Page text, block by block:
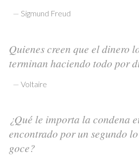
— Sigmund Freud
Quienes creen que el dinero
terminan haciendo todo por
— Voltaire
¿Qué le importa la condena
encontrado por un segundo
goce?